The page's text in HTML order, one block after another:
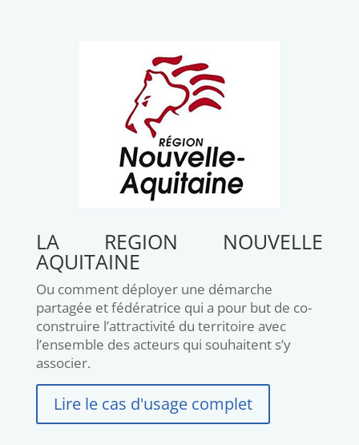
LA REGION NOUVELLE
AQUITAINE
Ou comment déployer une démarche
partagée et fédératrice qui a pour but de co-
construire l’attractivité du territoire avec
l’ensemble des acteurs qui souhaitent s’y
associer.
Lire le cas d'usage complet